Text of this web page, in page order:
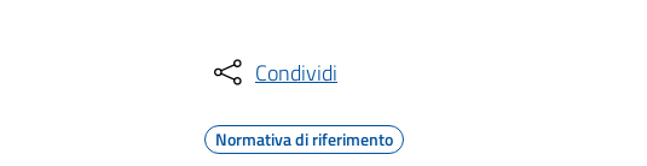
Condividi
Normativa di riferimento